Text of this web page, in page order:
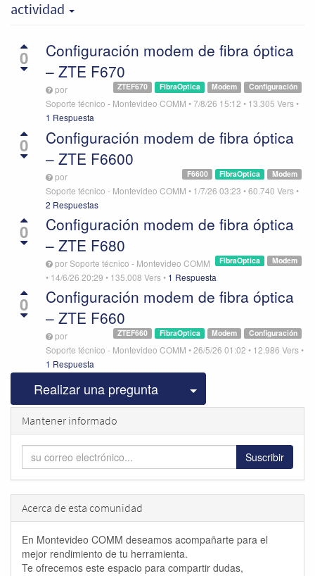
actividad
0
Configuración modem de fibra óptica
– ZTE F670
Configuración
Modem
FibraOptica
ZTEF670
por
Soporte técnico - Montevideo COMM •7/8/26 15:12 • 13.305 Vers•
1 Respuesta
0
Configuración modem de fibra óptica
– ZTE F6600
Modem
FibraOptica
F6600
por
Soporte técnico - Montevideo COMM • 1/7/26 03:23 •60.740 Vers•
2 Respuestas
0
Configuración modem de fibra óptica
– ZTE F680
Modem
FibraOptica
porSoporte técnico - Montevideo COMM
• 14/6/26 20:29 • 135.008 Vers• 1 Respuesta
0
Configuración modem de fibra óptica
– ZTE F660
Configuración
Modem
FibraOptica
ZTEF660
por
Soporte técnico - Montevideo COMM •26/5/26 01:02 • 12.986 Vers•
1 Respuesta
Realizar una pregunta Seleccionar
Mantener informado
Suscribir
Acerca de esta comunidad
En Montevideo COMM deseamos acompañarte para el
mejor rendimiento de tu herramienta.
Te ofrecemos este espacio para compartir dudas,